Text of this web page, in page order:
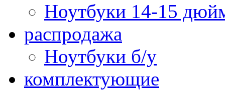
Ноутбуки 14-15
распродажа
Ноутбуки б/у
комплектующие